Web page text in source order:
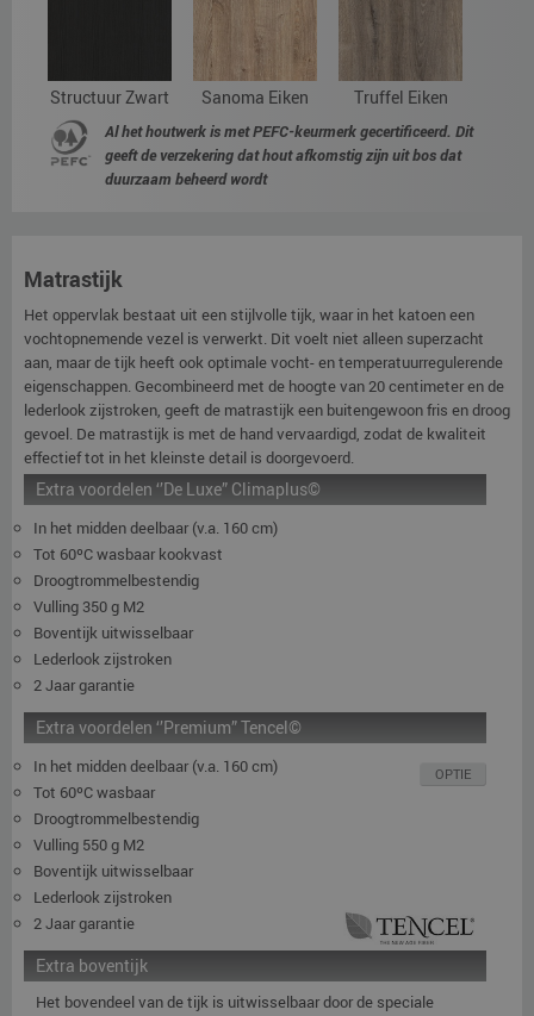
Structuur Zwart Sanoma Eiken Truffel Eiken
Al het houtwerk is met PEFC-keurmerk gecertificeerd. Dit
geeft de verzekering dat hout afkomstig zijn uit bos dat
duurzaam beheerd wordt
Matrastijk
Het oppervlak bestaat uit een stijlvolle tijk, waar in het katoen een
vochtopnemende vezel is verwerkt. Dit voelt niet alleen superzacht
aan, maar de tijk heeft ook optimale vocht- en temperatuurregulerende
eigenschappen. Gecombineerd met de hoogte van 20 centimeter en de
lederlook zijstroken, geeft de matrastijk een buitengewoon fris en droog
gevoel. De matrastijk is met de hand vervaardigd, zodat de kwaliteit
effectief tot in het kleinste detail is doorgevoerd.
Extra voordelen ‘’De Luxe” Climaplus©
In het midden deelbaar (v.a. 160 cm)
Tot 60ºC wasbaar kookvast
Droogtrommelbestendig
Vulling 350 g M2
Boventijk uitwisselbaar
Lederlook zijstroken
2 Jaar garantie
OPTIE
Extra voordelen ‘’Premium” Tencel©
In het midden deelbaar (v.a. 160 cm)
Tot 60ºC wasbaar
Droogtrommelbestendig
Vulling 550 g M2
Boventijk uitwisselbaar
Lederlook zijstroken
2 Jaar garantie
Extra boventijk
Het bovendeel van de tijk is uitwisselbaar door de speciale